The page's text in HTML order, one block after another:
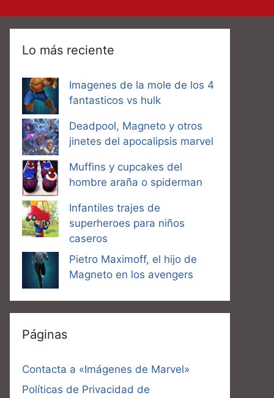
Lo más reciente
Imagenes de la mole de los 4
fantasticos vs hulk
Deadpool, Magneto y otros
jinetes del apocalipsis marvel
Muffins y cupcakes del
hombre araña o spiderman
Infantiles trajes de
superheroes para niños
caseros
Pietro Maximoff, el hijo de
Magneto en los avengers
Páginas
Contacta a «Imágenes de Marvel»
Políticas de Privacidad de